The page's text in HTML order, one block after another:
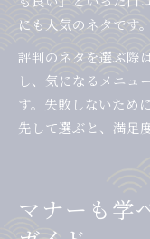
にも人気のネタです。
評判のネタを選ぶ際
し、気になるメニュ
す。失敗しないため
先して選ぶと、満足
マナーも学